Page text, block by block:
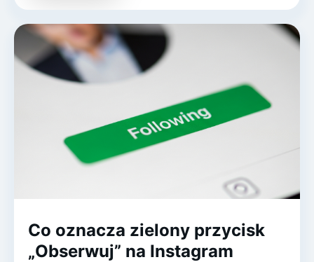
Co oznacza zielony przycisk
„Obserwuj” na Instagram